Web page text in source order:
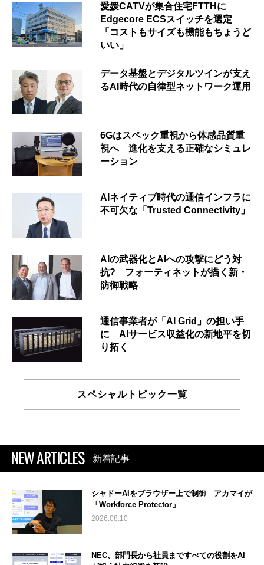
愛媛CATVが集合住宅FTTHに
Edgecore ECSスイッチを選定
「コストもサイズも機能もちょうど
いい」
データ基盤とデジタルツインが支え
るAI時代の自律型ネットワーク運用
6Gはスペック重視から体感品質重
視へ 進化を支える正確なシミュレ
ーション
AIネイティブ時代の通信インフラに
不可欠な「Trusted Connectivity」
AIの武器化とAIへの攻撃にどう対
抗? フォーティネットが描く新・
防御戦略
通信事業者が「AI Grid」の担い手
に AIサービス収益化の新地平を切
り拓く
スペシャルトピック一覧
NEW ARTICLES 新着記事
シャドーAIをブラウザー上で制御 アカマイが
「Workforce Protector」
2026.08.10
NEC、部門長から社員まですべての役割をAI